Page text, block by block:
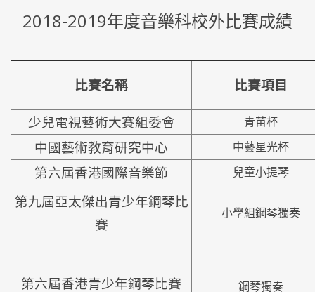
2018-2019年度音樂科校外比賽成績
比賽名稱 比賽項目
少兒電視藝術大賽組委會 青苗杯
中國藝術教育研究中心 中藝星光杯
第六屆香港國際音樂節 兒童小提琴
第九屆亞太傑出青少年鋼琴比
賽
小學組鋼琴獨奏
第六屆香港青少年鋼琴比賽 鋼琴獨奏